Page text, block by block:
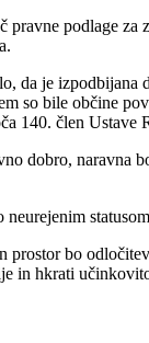
pravne podlage za
da je izpodbijana
so bile občine
140. člen Ustave
dobro, naravna
prostor bo
in hkrati